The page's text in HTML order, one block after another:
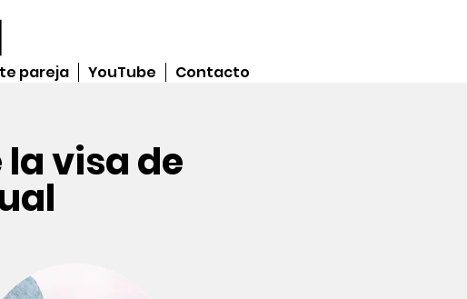
pareja YouTube Contacto
lavisa de